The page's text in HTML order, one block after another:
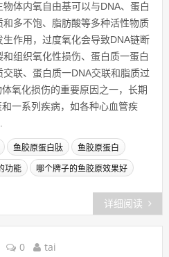
物体内氧自由基可以与DNA、蛋白
和多不饱、脂肪酸等多种活性物质
生作用，过度氧化会导致DNA链断
和组织氧化性损伤、蛋白质一蛋白
交联、蛋白质一DNA交联和脂质过
氧化损伤的重要原因之一，长期
一系列疾病，如各种心血管疾
鱼胶原蛋白肽 鱼胶原蛋白
功能 哪个牌子的鱼胶原效果好
详细阅读
0 tai